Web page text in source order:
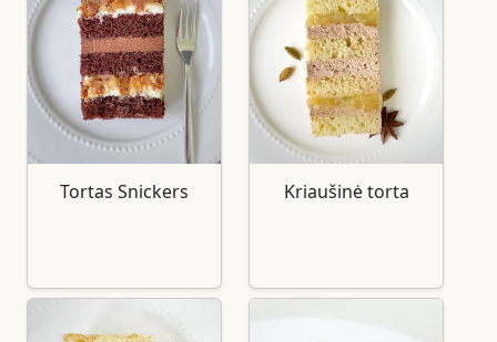
Tortas Snickers Kriaušinė torta